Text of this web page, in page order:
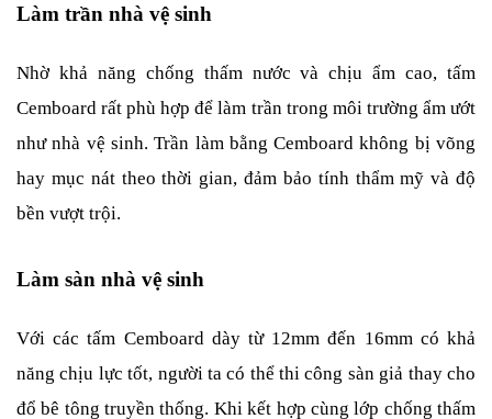
Làm trần nhà vệ sinh
Nhờ khả năng chống thấm nước và chịu ẩm cao, tấm
Cemboard rất phù hợp để làm trần trong môi trường ẩm ướt
như nhà vệ sinh. Trần làm bằng Cemboard không bị võng
hay mục nát theo thời gian, đảm bảo tính thẩm mỹ và độ
bền vượt trội.
Làm sàn nhà vệ sinh
Với các tấm Cemboard dày từ 12mm đến 16mm có khả
năng chịu lực tốt, người ta có thể thi công sàn giả thay cho
đổ bê tông truyền thống. Khi kết hợp cùng lớp chống thấm